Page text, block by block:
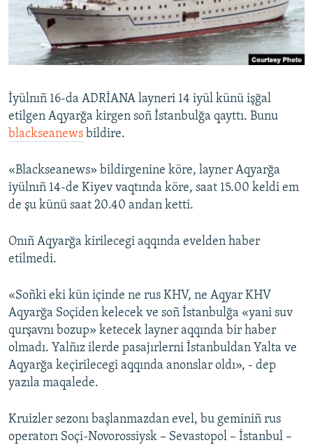
FİKİR
Русский
Українською
QOŞULIÑIZ!
RFE/RS bütün saytları
İyülnıñ 16-da ADRİANA layneri 14 iyül künü işğal
etilgen Aqyarğa kirgen soñ İstanbulğa qayttı. Bunu
blackseanews bildire.
«Blackseanews» bildirgenine köre, layner Aqyarğa
iyülnıñ 14-de Kiyev vaqtında köre, saat 15.00 keldi em
de şu künü saat 20.40 andan ketti.
Onıñ Aqyarğa kirilecegi aqqında evelden haber
etilmedi.
«Soñki eki kün içinde ne rus KHV, ne Aqyar KHV
Aqyarğa Soçiden kelecek ve soñ İstanbulğa «yani suv
qurşavnı bozup» ketecek layner aqqında bir haber
olmadı. Yalñız ilerde pasajırlerni İstanbuldan Yalta ve
Aqyarğa keçirilecegi aqqında anonslar oldı», - dep
yazıla maqalede.
Kruizler sezonı başlanmazdan evel, bu geminiñ rus
operatorı Soçi-Novorossiysk – Sevastopol – İstanbul –